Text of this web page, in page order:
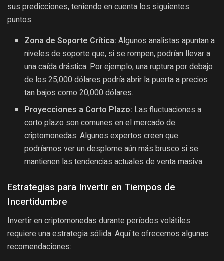
sus predicciones, teniendo en cuenta los siguientes
puntos:
Zona de Soporte Crítica: Algunos analistas apuntan a
niveles de soporte que, si se rompen, podrían llevar a
una caída drástica. Por ejemplo, una ruptura por debajo
de los 25,000 dólares podría abrir la puerta a precios
tan bajos como 20,000 dólares.
Proyecciones a Corto Plazo: Las fluctuaciones a
corto plazo son comunes en el mercado de
criptomonedas. Algunos expertos creen que
podríamos ver un desplome aún más brusco si se
mantienen las tendencias actuales de venta masiva.
Estrategias para Invertir en Tiempos de
Incertidumbre
Invertir en criptomonedas durante períodos volátiles
requiere una estrategia sólida. Aquí te ofrecemos algunas
recomendaciones: